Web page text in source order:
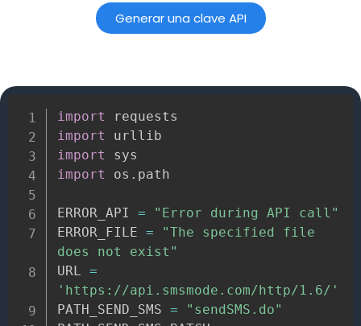
Generar una clave API
import
import
import
import os . path
ERROR_API =
"Error during API call"
ERROR_FILE =
"The specified file
does not exist"
URL =
'https://api.smsmode.com/http/1.6/'
PATH_SEND_SMS =
"sendSMS.do"